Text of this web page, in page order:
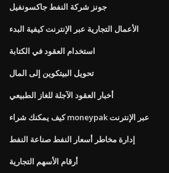
جونز شركة النفط جاكسونفيل
الأعمال التجارية عبر الإنترنت كيفية البدء
استخدام العقود في الكتابة
تحويل البيتكوين إلى المال
أخبار العقود الآجلة للغاز الطبيعي
كيف يمكنك شراء moneypak عبر الإنترنت
إدارة مخاطر أسعار النفط صناعة النفط
أرقام الأسهم التجارية